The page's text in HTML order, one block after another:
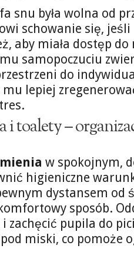
snu była wolna od
schowanie się,
aby miała dostęp
samopoczuciu
do
lepiej
i toalety –
w spokojnym,
higieniczne
dystansem od
sposób.
zachęcić pupila do
miski, co pomoże